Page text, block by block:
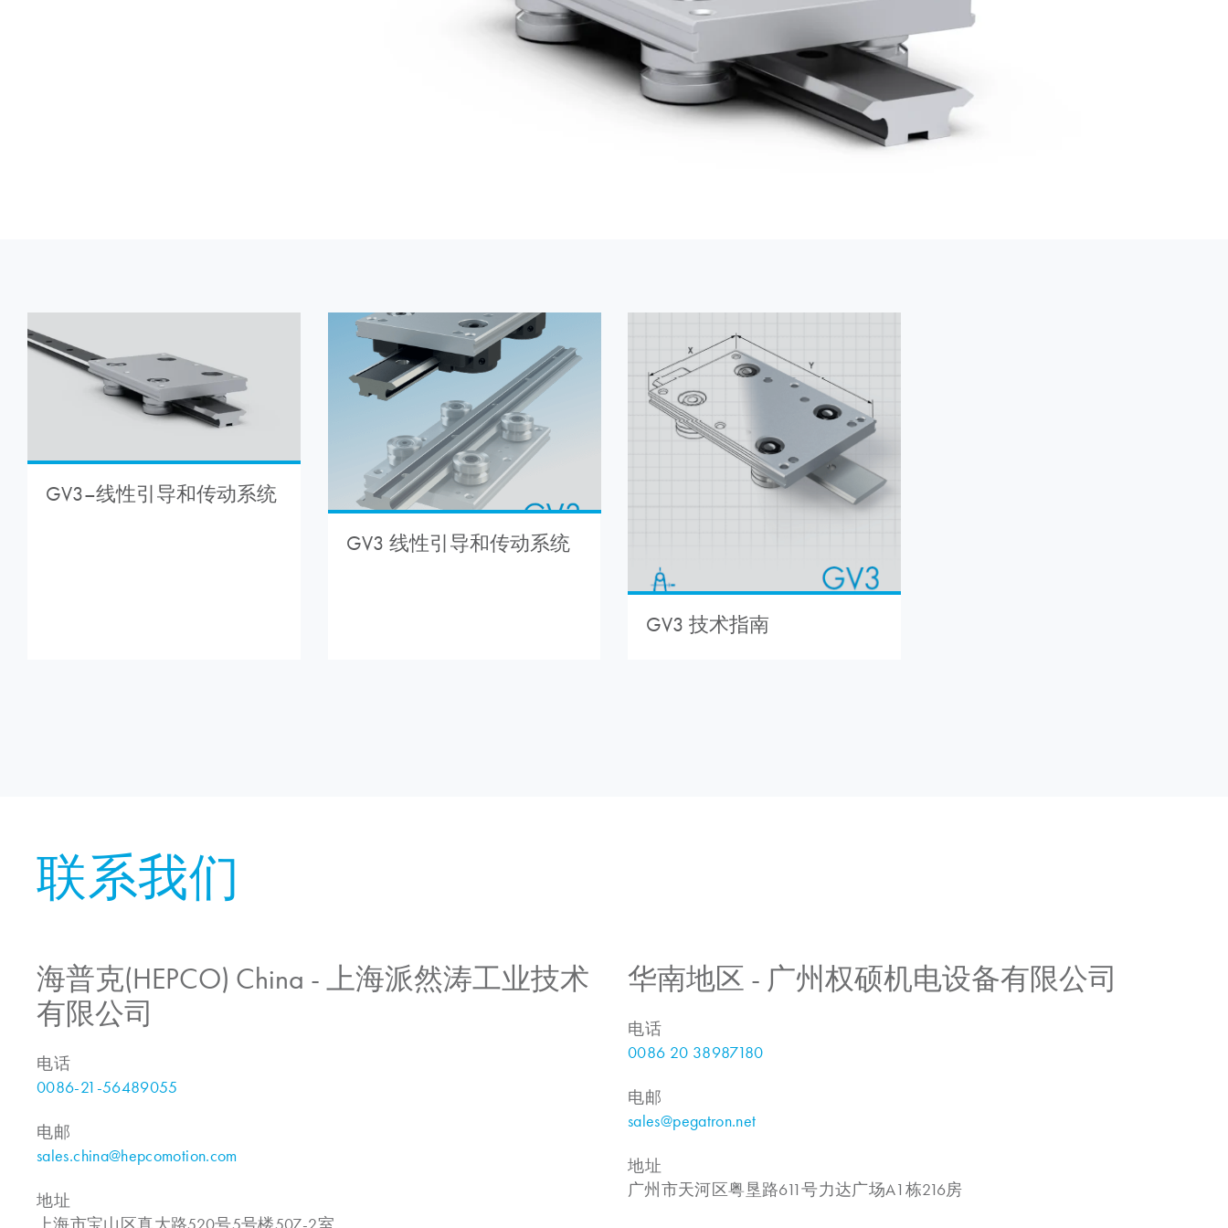
GV3–线性引导和传动系统
GV3 线性引导和传动系统
GV3 技术指南
联系我们
海普克(HEPCO) China - 上海派然涛工业技术
有限公司
电话
0086-21-56489055
电邮
sales.china@hepcomotion.com
地址
华南地区 - 广州权硕机电设备有限公司
电话
0086 20 38987180
电邮
sales@pegatron.net
地址
广州市天河区粤垦路611号力达广场A1栋216房